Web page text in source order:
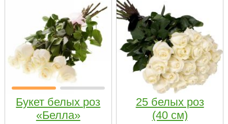
Букет белых роз
«Белла»
25 белых роз
(40 см)